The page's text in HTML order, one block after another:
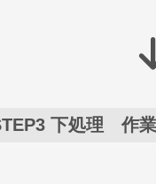
下処理 作業